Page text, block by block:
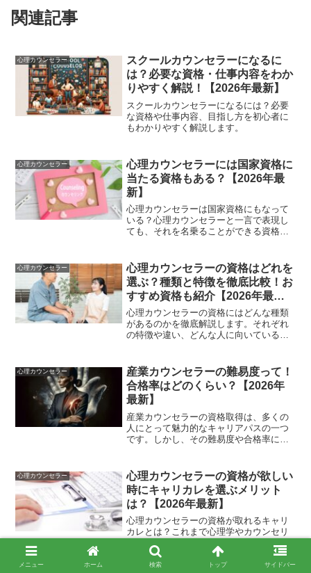
関連記事
心理カウンセラー
スクールカウンセラーになるに
は？必要な資格・仕事内容をわか
りやすく解説！【2026年最新】
スクールカウンセラーになるには？必要
な資格や仕事内容、目指し方を初心者に
もわかりやすく解説します。
心理カウンセラー
心理カウンセラーには国家資格に
当たる資格もある？【2026年最
新】
心理カウンセラーは国家資格にもなって
いる？心理カウンセラーと一言で表現し
ても、それを名乗ることができる資格に
で、これだけは数ある資格の中でも別格
です。国家資格には名称独占...
心理カウンセラー
心理カウンセラーの資格はどれを
選ぶ？種類と特徴を徹底比較！お
すすめ資格も紹介【2026年最
新】
心理カウンセラーの資格にはどんな種類
があるのかを徹底解説します。それぞれ
の特徴や違い、どんな人に向いているの
見つかります。
心理カウンセラー
産業カウンセラーの難易度って！
合格率はどのくらい？【2026年
最新】
産業カウンセラーの資格取得は、多くの
人にとって魅力的なキャリアパスの一つ
です。しかし、その難易度や合格率につ
易度が高く、合格率も低いと言われてい
ます。そのため、準備や勉...
心理カウンセラー
心理カウンセラーの資格が欲しい
時にキャリカレを選ぶメリット
は？【2026年最新】
心理カウンセラーの資格が取れるキャリ
カレとは？これまで心理学やカウンセリ
人でも、僅か2ヶ月でメンタル心理カウン
セラーの資格取得を目指せる通信教育講
メニュー ホーム 検索 トップ サイドバー